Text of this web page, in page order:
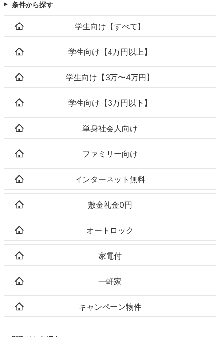
条件から探す
学生向け【すべて】
学生向け【4万円以上】
学生向け【3万〜4万円】
学生向け【3万円以下】
単身社会人向け
ファミリー向け
インターネット無料
敷金礼金0円
オートロック
家電付
一軒家
キャンペーン物件